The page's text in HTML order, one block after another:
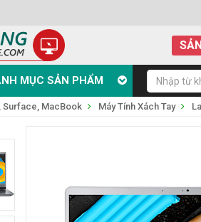
MỤC SẢN PHẨM
Surface, MacBook Máy Tính Xách Tay